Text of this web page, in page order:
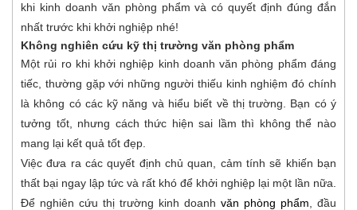
khi kinh doanh văn phòng phẩm và có quyết định đúng đắn
nhất trước khi khởi nghiệp nhé!
Không nghiên cứu kỹ thị trường văn phòng phẩm
Một rủi ro khi khởi nghiệp kinh doanh văn phòng phẩm đáng
tiếc, thường gặp với những người thiếu kinh nghiệm đó chính
là không có các kỹ năng và hiểu biết về thị trường. Bạn có ý
tưởng tốt, nhưng cách thức hiện sai lầm thì không thể nào
mang lại kết quả tốt đẹp.
Việc đưa ra các quyết định chủ quan, cảm tính sẽ khiến bạn
thất bại ngay lập tức và rất khó để khởi nghiệp lại một lần nữa.
Để nghiên cứu thị trường kinh doanh văn phòng phẩm , đầu